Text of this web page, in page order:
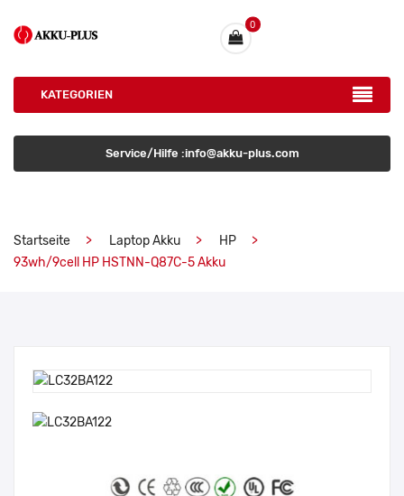
0
KATEGORIEN
Service/Hilfe :info@akku-plus.com
Startseite Laptop Akku
HP
93wh/9cell HP HSTNN-Q87C-5 Akku